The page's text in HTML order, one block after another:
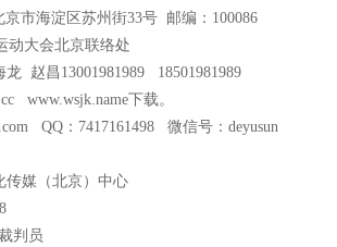
京市海淀区苏州街33号 邮编：100086
大会北京联络处
赵昌13001981989 18501981989
www.wsjk.name下载。
QQ：7417161498 微信号：deyusun
传媒（北京）中心
判员